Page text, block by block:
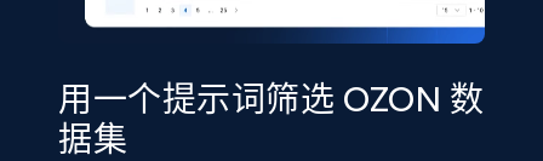
2.8K+
用一个提示词筛选 OZON 数
据集